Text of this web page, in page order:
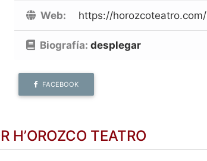
Web: https://horozcoteatro.com/
Biografía:desplegar
FACEBOOK
H’OROZCO TEATRO